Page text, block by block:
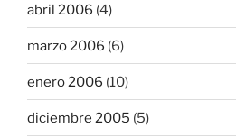
abril 2006 (4)
marzo 2006 (6)
enero 2006 (10)
diciembre 2005 (5)